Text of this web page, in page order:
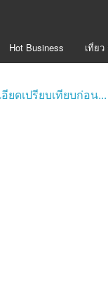
Hot Business เที่ย
ยดเปรียบเทียบก่อน...